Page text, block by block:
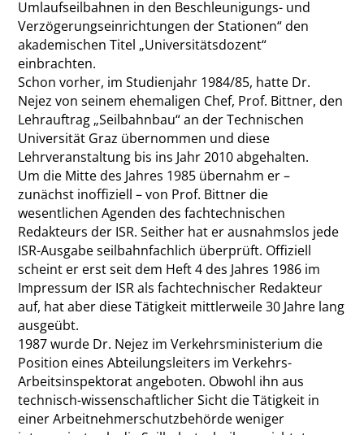
Umlaufseilbahnen in den Beschleunigungs- und
Verzögerungseinrichtungen der Stationen“ den
akademischen Titel „Universitätsdozent“
einbrachten.
Schon vorher, im Studienjahr 1984/85, hatte Dr.
Nejez von seinem ehemaligen Chef, Prof. Bittner, den
Lehrauftrag „Seilbahnbau“ an der Technischen
Universität Graz übernommen und diese
Lehrveranstaltung bis ins Jahr 2010 abgehalten.
Um die Mitte des Jahres 1985 übernahm er –
zunächst inoffiziell – von Prof. Bittner die
wesentlichen Agenden des fachtechnischen
Redakteurs der ISR. Seither hat er ausnahmslos jede
ISR-Ausgabe seilbahnfachlich überprüft. Offiziell
scheint er erst seit dem Heft 4 des Jahres 1986 im
Impressum der ISR als fachtechnischer Redakteur
auf, hat aber diese Tätigkeit mittlerweile 30 Jahre lang
ausgeübt.
1987 wurde Dr. Nejez im Verkehrsministerium die
Position eines Abteilungsleiters im Verkehrs-
Arbeitsinspektorat angeboten. Obwohl ihn aus
technisch-wissenschaftlicher Sicht die Tätigkeit in
einer Arbeitnehmerschutzbehörde weniger